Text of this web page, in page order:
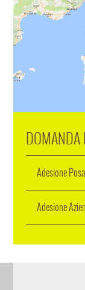
DOMANDA
Adesione
Adesione